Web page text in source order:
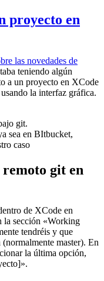
proyecto en
las novedades de
teniendo algún
a un proyecto en XCode
la interfaz gráfica.
git.
sea en BItbucket,
caso
git en
de XCode en
la sección «Working
tendréis y que
master). En
la última opción,